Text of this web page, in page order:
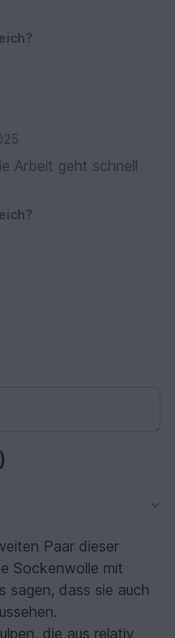
Arbeit geht schnell
Paar dieser
Sockenwolle mit
sagen, dass sie auch
die aus relativ